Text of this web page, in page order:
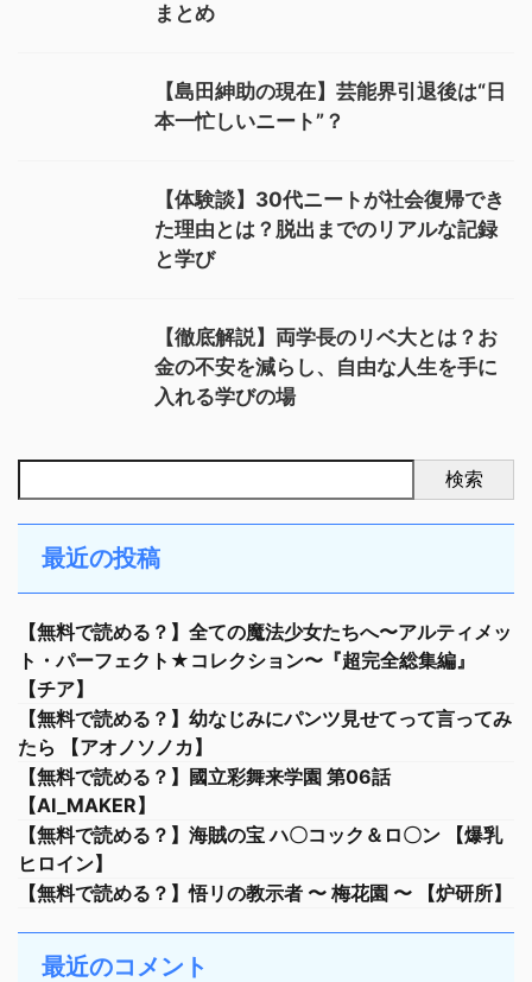
まとめ
【島田紳助の現在】芸能界引退後は“日
本一忙しいニート”？
【体験談】30代ニートが社会復帰でき
た理由とは？脱出までのリアルな記録
と学び
【徹底解説】両学長のリベ大とは？お
金の不安を減らし、自由な人生を手に
入れる学びの場
検索
最近の投稿
【無料で読める？】全ての魔法少女たちへ〜アルティメッ
ト・パーフェクト★コレクション〜『超完全総集編』
【チア】
【無料で読める？】幼なじみにパンツ見せてって言ってみ
たら 【アオノソノカ】
【無料で読める？】國立彩舞来学園 第06話
【AI_MAKER】
【無料で読める？】海賊の宝 ハ〇コック＆ロ〇ン 【爆乳
ヒロイン】
【無料で読める？】悟リの教示者 〜 梅花園 〜 【炉研所】
最近のコメント